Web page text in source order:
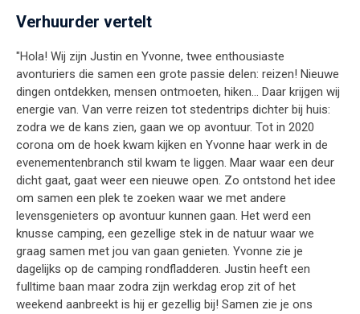
Verhuurder vertelt
"Hola! Wij zijn Justin en Yvonne, twee enthousiaste
avonturiers die samen een grote passie delen: reizen! Nieuwe
dingen ontdekken, mensen ontmoeten, hiken… Daar krijgen wij
energie van. Van verre reizen tot stedentrips dichter bij huis:
zodra we de kans zien, gaan we op avontuur. Tot in 2020
corona om de hoek kwam kijken en Yvonne haar werk in de
evenementenbranch stil kwam te liggen. Maar waar een deur
dicht gaat, gaat weer een nieuwe open. Zo ontstond het idee
om samen een plek te zoeken waar we met andere
levensgenieters op avontuur kunnen gaan. Het werd een
knusse camping, een gezellige stek in de natuur waar we
graag samen met jou van gaan genieten. Yvonne zie je
dagelijks op de camping rondfladderen. Justin heeft een
fulltime baan maar zodra zijn werkdag erop zit of het
weekend aanbreekt is hij er gezellig bij! Samen zie je ons